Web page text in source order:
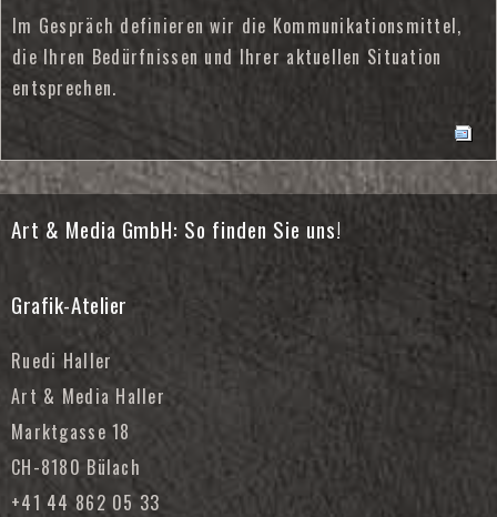
Im Gespräch definieren wir die Kommunikationsmittel,
die Ihren Bedürfnissen und Ihrer aktuellen Situation
entsprechen.
Art & Media GmbH: So finden Sie uns!
Grafik-Atelier
Ruedi Haller
Art & Media Haller
Marktgasse 18
CH-8180 Bülach
+41 44 862 05 33